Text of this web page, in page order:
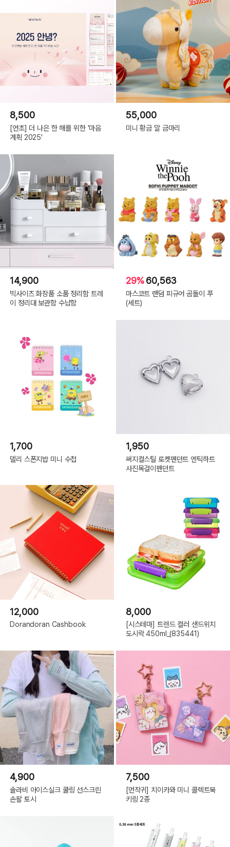
8,500
[연초] 더 나은 한 해를 위한 '마음
계획 2025'
55,000
미니 황금 말 금마리
14,900
빅사이즈 화장품 소품 정리함 트레
이 정리대 보관함 수납함
29%60,563
마스코트 랜덤 피규어 곰돌이 푸
(세트)
1,700
델리 스폰지밥 미니 수첩
1,950
써지컬스틸 로켓펜던트 엔틱하트
사진목걸이펜던트
12,000
Dorandoran Cashbook
8,000
[시스테마] 트렌드 컬러 샌드위치
도시락 450ml_(835441)
4,900
솔라비 아이스실크 쿨링 선스크린
손팔 토시
7,500
[먼작귀] 치이카와 미니 콜렉트북
키링 2종